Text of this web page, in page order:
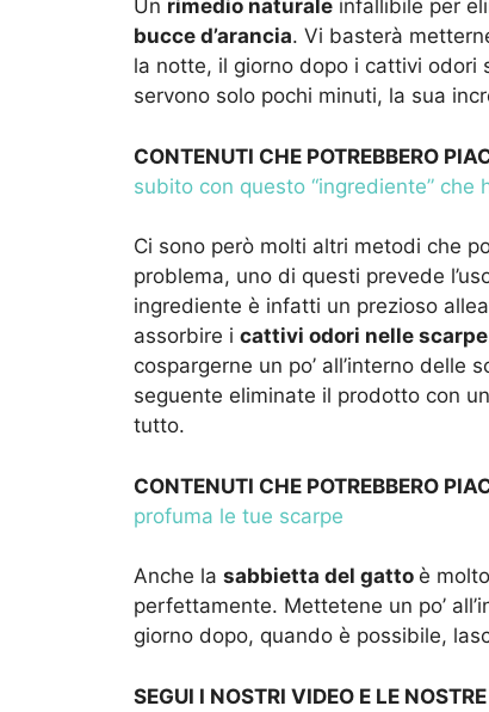
Un rimedio naturale infallibile per
bucce d’arancia. Vi basterà
la notte, il giorno dopo i cattivi odori
servono solo pochi minuti, la sua
CONTENUTI CHE POTREBBERO
subito con questo “ingrediente” che
Ci sono però molti altri metodi che
problema, uno di questi prevede
ingrediente è infatti un prezioso
assorbire i cattivi odori nelle scarpe
cospargerne un po’ all’interno
seguente eliminate il prodotto con
tutto.
CONTENUTI CHE POTREBBERO
profuma le tue scarpe
Anche la sabbietta del gatto è
perfettamente. Mettetene un po’
giorno dopo, quando è possibile,
SEGUI I NOSTRI VIDEO E LE